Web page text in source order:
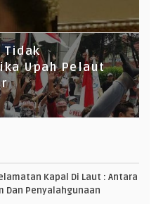
Tidak
Upah Pelaut
Kapal Di Laut : Antara
Dan Penyalahgunaan